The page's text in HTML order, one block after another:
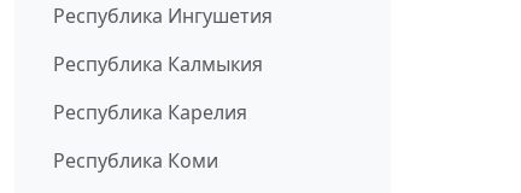
Республика Ингушетия
Республика Калмыкия
Республика Карелия
Республика Коми